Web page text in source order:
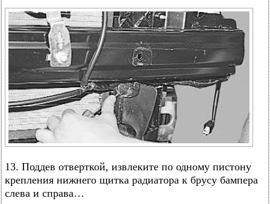
13. Поддев отверткой, извлеките по одному пистону
крепления нижнего щитка радиатора к брусу бампера
слева и справа…